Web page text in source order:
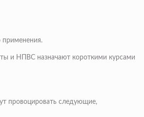
применения.
и НПВС назначают короткими курсами
провоцировать следующие,